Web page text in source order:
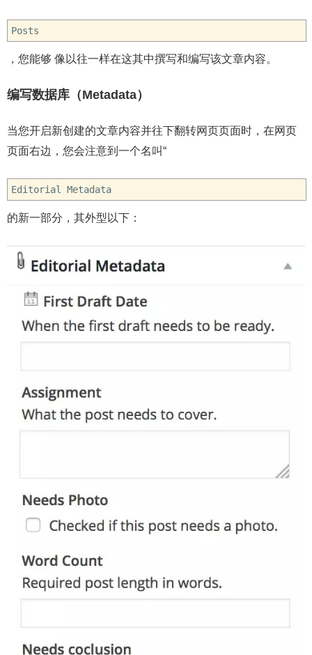
Posts
，您能够 像以往一样在这其中撰写和编写该文章内容。
编写数据库（Metadata）
当您开启新创建的文章内容并往下翻转网页页面时，在网页
页面右边，您会注意到一个名叫“
Editorial Metadata
的新一部分，其外型以下：